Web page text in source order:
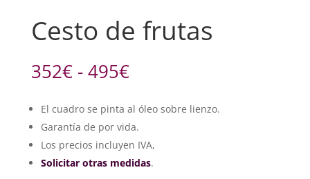
Cesto de frutas
352€ - 495€Rango
de
precios:
desde
352€
hasta
495€
El cuadro se pinta al óleo sobre lienzo.
Garantía de por vida.
Los precios incluyen IVA,
Solicitar otras medidas.